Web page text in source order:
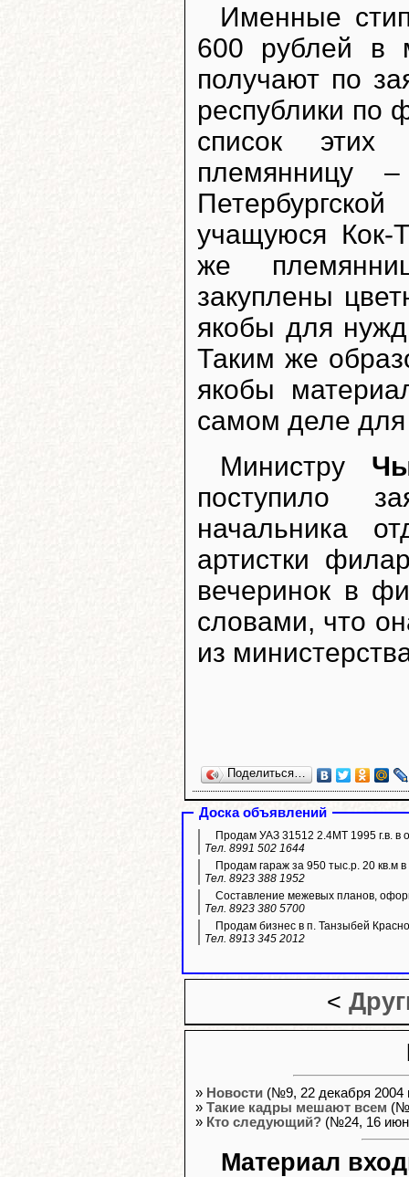
Именные
600 рублей в
получают по
республики по
список
племянницу
учащуюся Кок-
же
закуплены
якобы для
Таким же
якобы
самом деле
Министру
поступило
начальника
артистки
вечеринок в
словами, что
из
Поделиться…
Доска объявлений
Продам УАЗ 31512 2.4МТ 1995 г.в. в
Тел. 8991 502 1644
Продам гараж за 950 тыс.р. 20 кв.м
Тел. 8923 388 1952
Составление межевых планов,
Тел. 8923 380 5700
Продам бизнес в п. Танзыбей
Тел. 8913 345 2012
<
» Новости (№9, 22 декабря 2004
» Такие кадры мешают всем
» Кто следующий? (№24, 16
Материал